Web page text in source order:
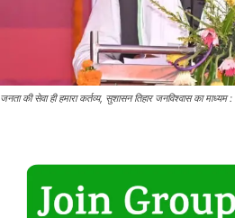
जनता की सेवा ही हमारा कर्तव्य, सुशासन तिहार जनविश्वास का माध्यम